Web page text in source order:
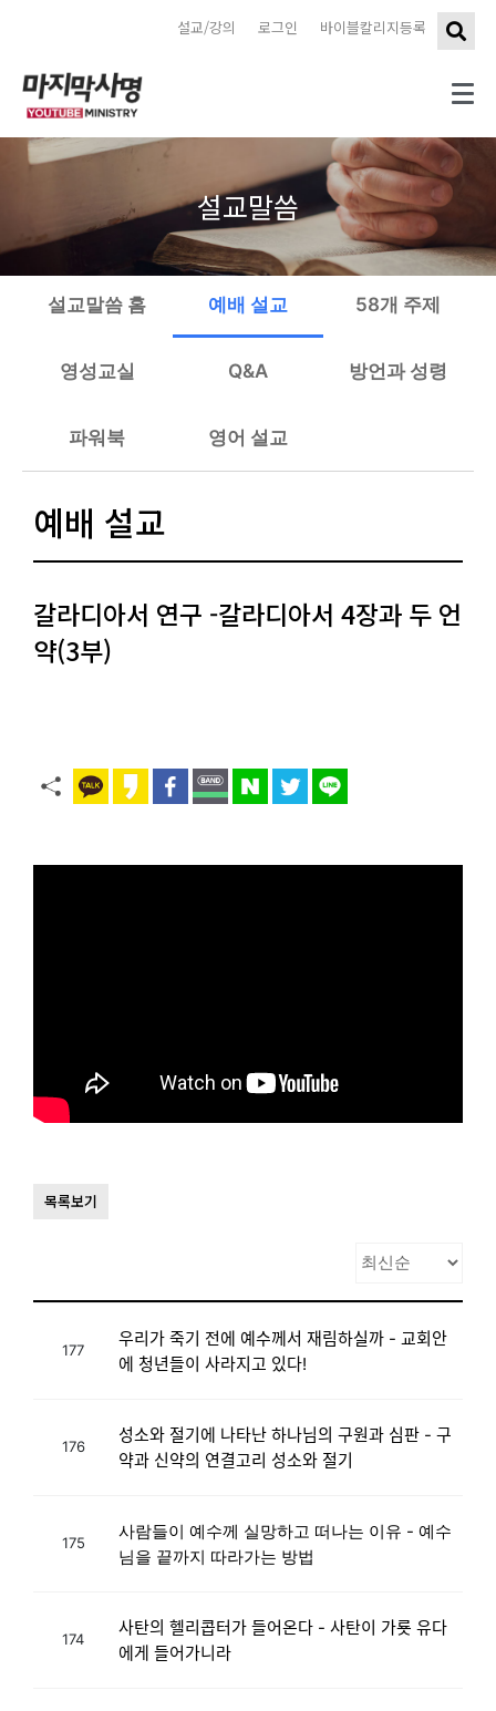
바이블칼리지등록
로그인
설교/강의
설교말씀
설교말씀 홈 예배 설교 58개 주제
영성교실 Q&A 방언과 성령
파워북 영어 설교
예배 설교
갈라디아서 연구 -갈라디아서 4장과 두 언
약(3부)
목록보기
177
우리가 죽기 전에 예수께서 재림하실까 - 교회안
에 청년들이 사라지고 있다!
176
성소와 절기에 나타난 하나님의 구원과 심판 - 구
약과 신약의 연결고리 성소와 절기
175
사람들이 예수께 실망하고 떠나는 이유 - 예수
님을 끝까지 따라가는 방법
174
사탄의 헬리콥터가 들어온다 - 사탄이 가룟 유다
에게 들어가니라